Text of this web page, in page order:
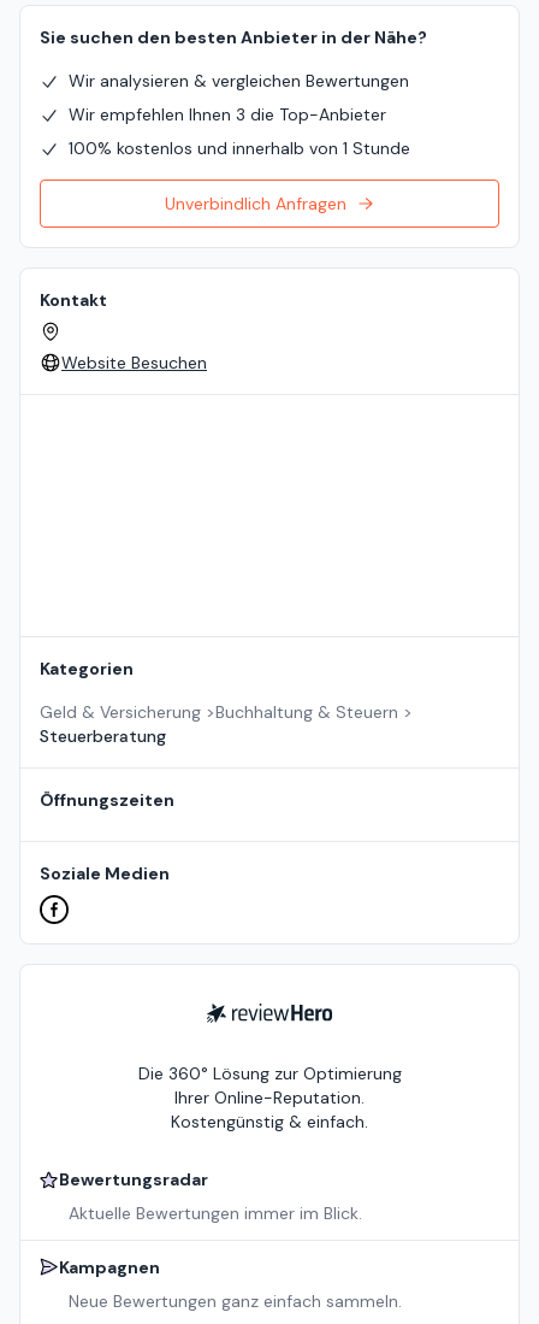
Sie suchen den besten Anbieter in der Nähe?
Wir analysieren & vergleichen Bewertungen
Wir empfehlen Ihnen 3 die Top-Anbieter
100% kostenlos und innerhalb von 1 Stunde
Unverbindlich Anfragen
Kontakt
Website Besuchen
Kategorien
Geld & Versicherung >Buchhaltung & Steuern >
Steuerberatung
Öffnungszeiten
Soziale Medien
ReviewHero
Die 360° Lösung zur Optimierung
Ihrer Online-Reputation.
Kostengünstig & einfach.
Bewertungsradar
Aktuelle Bewertungen immer im Blick.
Kampagnen
Neue Bewertungen ganz einfach sammeln.